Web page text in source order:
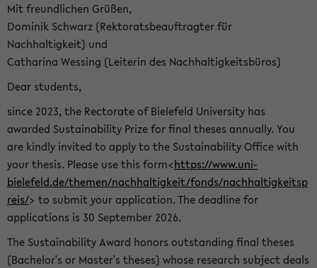
Mit freundlichen Grüßen,
Dominik Schwarz (Rektoratsbeauftragter für
Nachhaltigkeit) und
Catharina Wessing (Leiterin des Nachhaltigkeitsbüros)
Dear students,
since 2023, the Rectorate of Bielefeld University has
awarded Sustainability Prize for final theses annually. You
are kindly invited to apply to the Sustainability Office with
your thesis. Please use this form<https://www.uni-
bielefeld.de/themen/nachhaltigkeit/fonds/nachhaltigkeitsp
reis/> to submit your application. The deadline for
applications is 30 September 2026.
The Sustainability Award honors outstanding final theses
(Bachelor's or Master's theses) whose research subject deals